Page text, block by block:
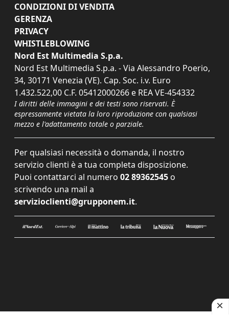
CONDIZIONI DI VENDITA
GERENZA
PRIVACY
WHISTLEBLOWING
Nord Est Multimedia S.p.a.
Nord Est Multimedia S.p.a. - Via Alessandro Poerio,
34, 30171 Venezia (VE). Cap. Soc. i.v. Euro
1.432.522,00 C.F. 05412000266 e REA VE-454332
I diritti delle immagini e dei testi sono riservati. È
espressamente vietata la loro riproduzione con qualsiasi
mezzo e l'adattamento totale o parziale.
Per qualsiasi necessità o domanda, il nostro
servizio clienti è a tua completa disposizione.
Puoi contattarci al numero 02 89362545 o
scrivendo una mail a
servizioclienti@grupponem.it.